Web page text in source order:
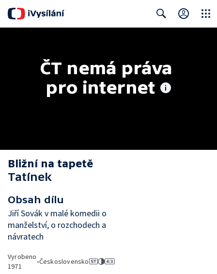
ČT nemá práva
pro internet
Bližní na tapetě
Tatínek
Obsah dílu
Jiří Sovák v malé komedii o
manželství, o rozchodech a
návratech
Vyrobeno
1971
•Československo